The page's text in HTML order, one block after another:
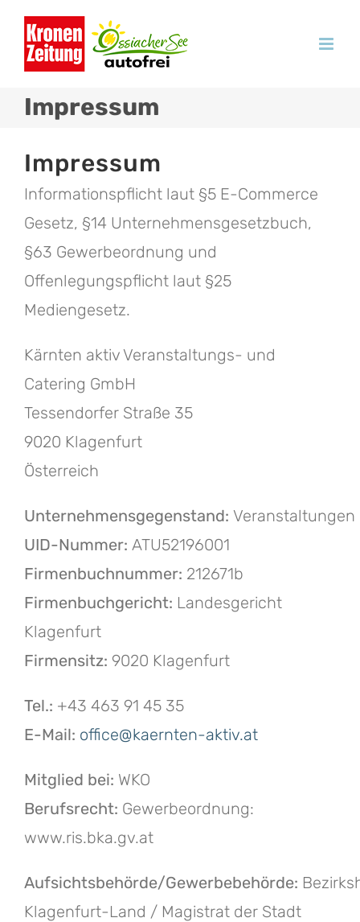
Zum
Inhalt
springen
Impressum
Impressum
Informationspflicht laut §5 E-Commerce
Gesetz, §14 Unternehmensgesetzbuch,
§63 Gewerbeordnung und
Offenlegungspflicht laut §25
Mediengesetz.
Kärnten aktiv Veranstaltungs- und
Catering GmbH
Tessendorfer Straße 35
9020 Klagenfurt
Österreich
Unternehmensgegenstand: Veranstaltungen
UID-Nummer: ATU52196001
Firmenbuchnummer: 212671b
Firmenbuchgericht: Landesgericht
Klagenfurt
Firmensitz: 9020 Klagenfurt
Tel.: +43 463 91 45 35
E-Mail: office@kaernten-aktiv.at
Mitglied bei: WKO
Berufsrecht: Gewerbeordnung:
www.ris.bka.gv.at
Aufsichtsbehörde/Gewerbebehörde:
Klagenfurt-Land / Magistrat der Stadt